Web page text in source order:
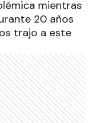
mientras
20 años
trajo a este